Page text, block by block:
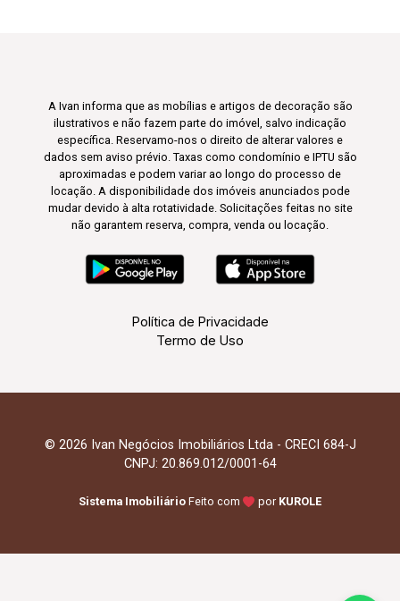
A Ivan informa que as mobílias e artigos de decoração são
ilustrativos e não fazem parte do imóvel, salvo indicação
específica. Reservamo-nos o direito de alterar valores e
dados sem aviso prévio. Taxas como condomínio e IPTU são
aproximadas e podem variar ao longo do processo de
locação. A disponibilidade dos imóveis anunciados pode
mudar devido à alta rotatividade. Solicitações feitas no site
não garantem reserva, compra, venda ou locação.
Política de Privacidade
Termo de Uso
© 2026 Ivan Negócios Imobiliários Ltda - CRECI 684-J
CNPJ: 20.869.012/0001-64
Sistema Imobiliário Feito com por KUROLE